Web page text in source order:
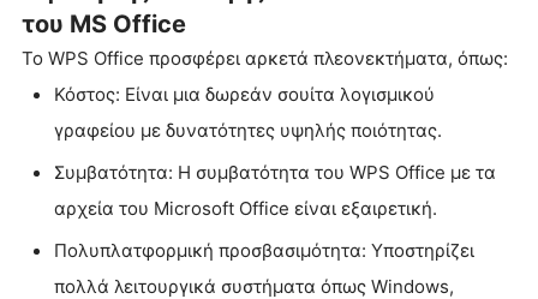
του MS Office
Το WPS Office προσφέρει αρκετά πλεονεκτήματα, όπως:
Κόστος: Είναι μια δωρεάν σουίτα λογισμικού
γραφείου με δυνατότητες υψηλής ποιότητας.
Συμβατότητα: Η συμβατότητα του WPS Office με τα
αρχεία του Microsoft Office είναι εξαιρετική.
Πολυπλατφορμική προσβασιμότητα: Υποστηρίζει
πολλά λειτουργικά συστήματα όπως Windows,